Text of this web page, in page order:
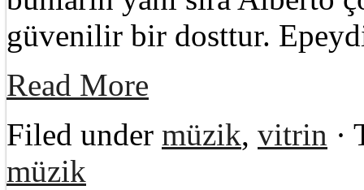
güvenilir bir dosttur.
Read More
Filed under müzik, vitrin ·
müzik